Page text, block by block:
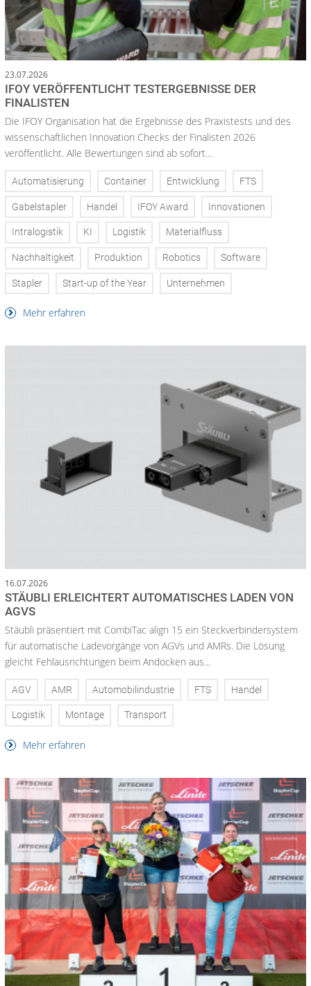
23.07.2026
IFOY VERÖFFENTLICHT TESTERGEBNISSE DER
FINALISTEN
Die IFOY Organisation hat die Ergebnisse des Praxistests und des
wissenschaftlichen Innovation Checks der Finalisten 2026
veröffentlicht. Alle Bewertungen sind ab sofort...
Automatisierung Container Entwicklung FTS
Gabelstapler Handel IFOY Award Innovationen
Intralogistik KI Logistik Materialfluss
Nachhaltigkeit Produktion Robotics Software
Stapler Start-up of the Year Unternehmen
Mehr erfahren
16.07.2026
STÄUBLI ERLEICHTERT AUTOMATISCHES LADEN VON
AGVS
Stäubli präsentiert mit CombiTac align 15 ein Steckverbindersystem
für automatische Ladevorgänge von AGVs und AMRs. Die Lösung
gleicht Fehlausrichtungen beim Andocken aus...
AGV AMR Automobilindustrie FTS Handel
Logistik Montage Transport
Mehr erfahren